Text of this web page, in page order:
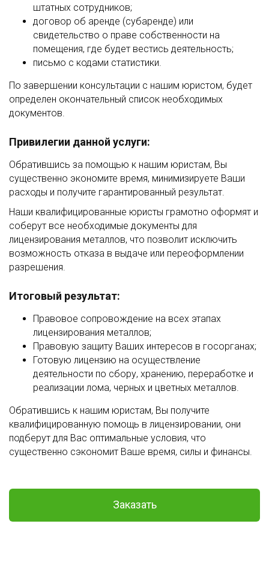
штатных сотрудников;
договор об аренде (субаренде) или
свидетельство о праве собственности на
помещения, где будет вестись деятельность;
письмо с кодами статистики.
По завершении консультации с нашим юристом, будет
определен окончательный список необходимых
документов.
Привилегии данной услуги:
Обратившись за помощью к нашим юристам, Вы
существенно экономите время, минимизируете Ваши
расходы и получите гарантированный результат.
Наши квалифицированные юристы грамотно оформят и
соберут все необходимые документы для
лицензирования металлов, что позволит исключить
возможность отказа в выдаче или переоформлении
разрешения.
Итоговый результат:
Правовое сопровождение на всех этапах
лицензирования металлов;
Правовую защиту Ваших интересов в госорганах;
Готовую лицензию на осуществление
деятельности по сбору, хранению, переработке и
реализации лома, черных и цветных металлов.
Обратившись к нашим юристам, Вы получите
квалифицированную помощь в лицензировании, они
подберут для Вас оптимальные условия, что
существенно сэкономит Ваше время, силы и финансы.
Заказать